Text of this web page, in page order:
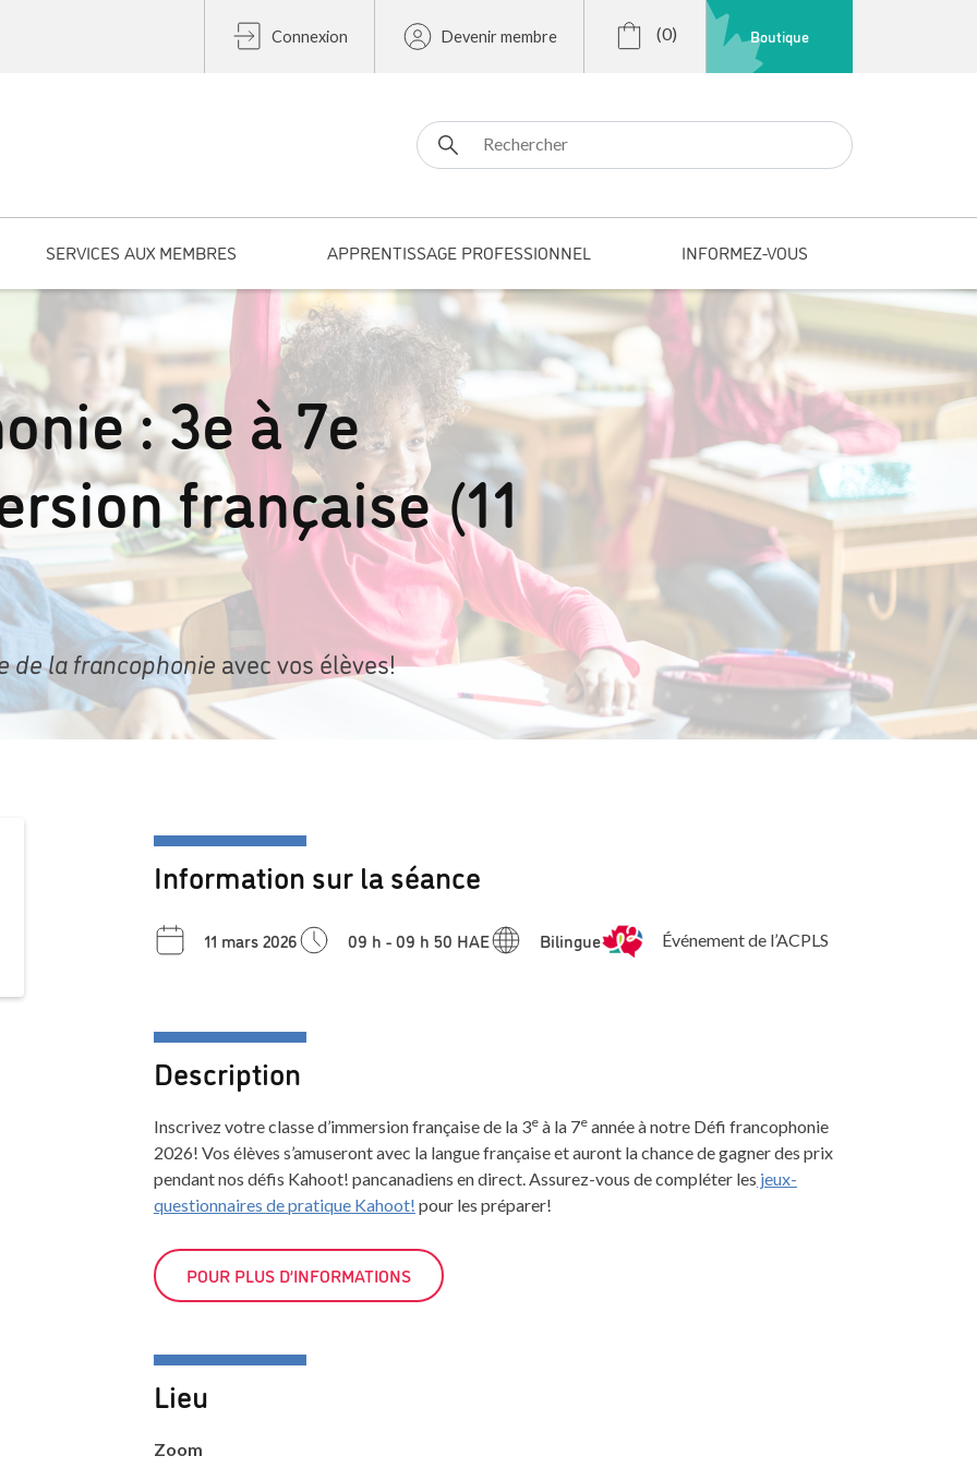
Connexion Devenir membre (0) Boutique
Search for:
SERVICES AUX MEMBRES APPRENTISSAGE PROFESSIONNEL INFORMEZ-VOUS
: 3e à 7e
française (11
de la francophonie avec vos élèves!
Information sur la séance
11 mars 2026 09 h - 09 h 50 HAE Bilingue Événement de l’ACPLS
Description
Inscrivez votre classe d’immersion française de la 3eà la 7eannée à notre Défi francophonie
2026! Vos élèves s’amuseront avec la langue française et auront la chance de gagner des prix
pendant nos défis Kahoot! pancanadiens en direct. Assurez-vous de compléter les jeux-
questionnaires de pratique Kahoot! pour les préparer!
POUR PLUS D’INFORMATIONS
Lieu
Zoom